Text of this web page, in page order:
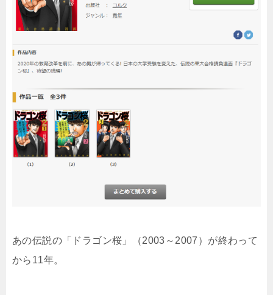
あの伝説の「ドラゴン桜」（2003～2007）が終わって
から11年。